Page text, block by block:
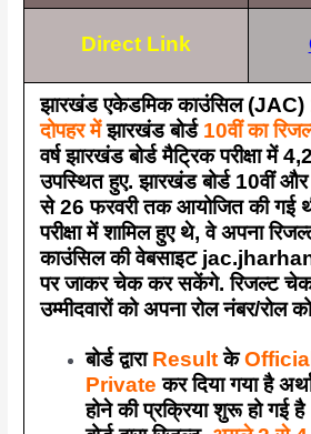
Direct Link
झारखंड एकेडमिक काउंसिल (JAC)
दोपहर मेंझारखंड बोर्ड 10वीं का
वर्ष झारखंड बोर्ड मैट्रिक परीक्षा में
उपस्थित हुए. झारखंड बोर्ड 10वीं और
से 26 फरवरी तक आयोजित की गई
परीक्षा में शामिल हुए थे, वे अपना
काउंसिल की वेबसाइट
पर जाकर चेक कर सकेंगे. रिजल्ट
उम्मीदवारों को अपना रोल नंबर/रोल
बोर्ड द्वाराResultकेOfficial
Private कर दिया गया है
होने की प्रक्रिया शुरू हो गई है